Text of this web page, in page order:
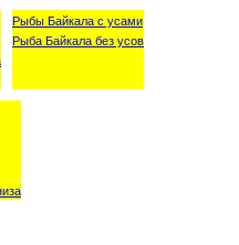
Рыбы Байкала с усами
Рыба Байкала без усов